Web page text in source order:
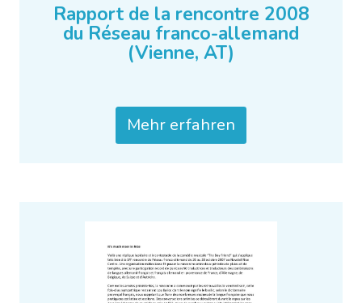
Rapport de la rencontre 2008
du Réseau franco-allemand
(Vienne, AT)
Mehr erfahren